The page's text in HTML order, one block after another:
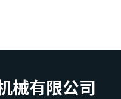
械有限公司